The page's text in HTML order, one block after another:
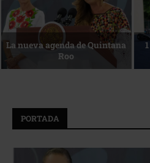
Reconocimiento de viajeros
PORTADA